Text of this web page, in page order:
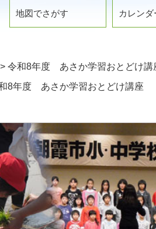
地図でさがす カレン
> 令和8年度 あさか学習おとどけ講
8年度 あさか学習おとどけ講座